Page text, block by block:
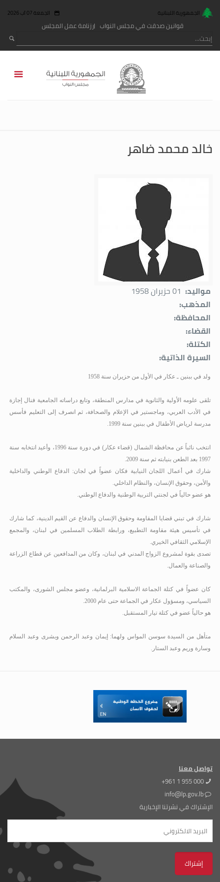
الجمهورية اللبنانية الجمعة 07 آب 2026
قوانين صدقت في مجلس النواب رزنامة عمل المجلس
خالد محمد ضاهر
مواليد: 01 حزيران 1958
المذهب:
المحافظة:
القضاء:
الكتلة:
السيرة الذاتية:
ولد في ببنين ـ عكار في الأول من حزيران سنة 1958
تلقى علومه الأولية والثانوية في مدارس المنطقة، وتابع دراساته الجامعية فنال إجازة
في الأدب العربي، وماجستير في الإعلام والصحافة، ثم انصرف إلى التعليم فأسس
مدرسة لرياض الأطفال في ببنين سنة 1999
.
انتخب نائباً عن محافظة الشمال (قضاء عكار) في دورة سنة 1996، وأعيد انتخابه سنة
1997 بعد الطعن بنيابته ثم سنة 2009.
شارك في أعمال اللجان النيابية فكان عضواً في لجان: الدفاع الوطني والداخلية
والأمن، وحقوق الإنسان، والنظام الداخلي.
هو عضو حالياً في لجنتي التربية الوطنية والدفاع الوطني.
شارك في تبني قضايا المقاومة وحقوق الإنسان والدفاع عن القيم الدينية، كما شارك
في تأسيس هيئة مقاومة التطبيع، ورابطة الطلاب المسلمين في لبنان، والمجمع
الإسلامي الثقافي الخيري.
تصدى بقوة لمشروع الزواج المدني في لبنان، وكان من المدافعين عن قطاع الزراعة
والصناعة والعمال.
كان عضواً في كتلة الجماعة الاسلامية البرلمانية، وعضو مجلس الشورى، والمكتب
السياسي، ومسؤول عكار في الجماعة حتى عام 2000
.
هو حالياً عضو في كتلة تيار المستقبل.
متأهل من السيدة سوسن المواس ولهما: إيمان وعبد الرحمن وبشرى وعبد السلام
وسارة وريم وعبد الستار.
تواصل معنا
+961 1 955 000
info@lp.gov.lb
الإشتراك في نشرتنا الإخبارية